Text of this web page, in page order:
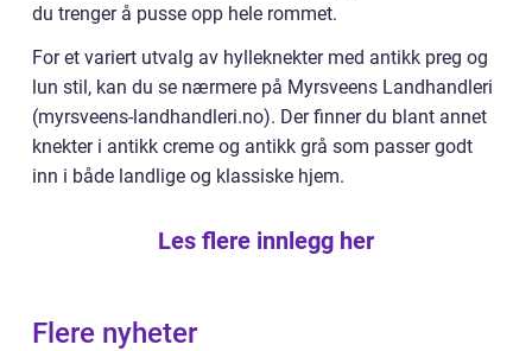
du trenger å pusse opp hele rommet.
For et variert utvalg av hylleknekter med antikk preg og
lun stil, kan du se nærmere på Myrsveens Landhandleri
(myrsveens-landhandleri.no). Der finner du blant annet
knekter i antikk creme og antikk grå som passer godt
inn i både landlige og klassiske hjem.
Les flere innlegg her
Flere nyheter